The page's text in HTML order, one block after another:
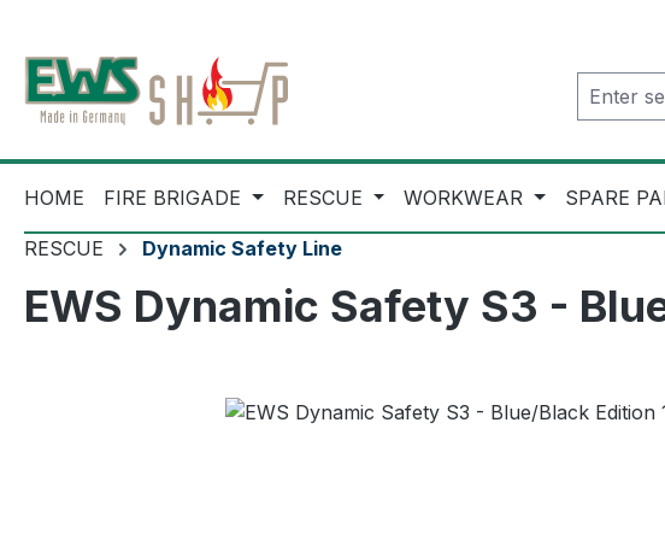
HOME FIRE BRIGADE RESCUE WORKWEAR SPARE
RESCUE Dynamic Safety Line
EWS Dynamic Safety S3 -